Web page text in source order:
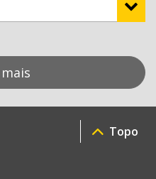
Topo